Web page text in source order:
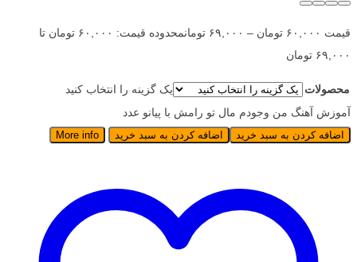
قیمت ۶۰,۰۰۰ تومان – ۶۹,۰۰۰ تومان
محدوده قیمت: ۶۰,۰۰۰ تومان تا
۶۹,۰۰۰ تومان
محصولات
یک گزینه را انتخاب کنید
آموزش آهنگ من وجودم مال تو رامش با پیانو عدد
اضافه کردن به سبد خرید اضافه کردن به سبد خرید More info